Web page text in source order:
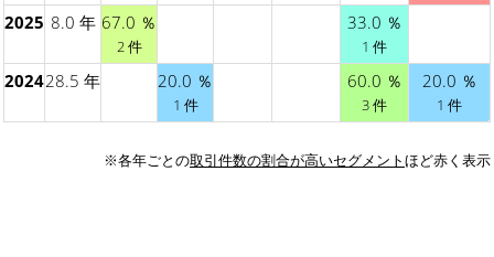
2025 8.0 年 67.0 ％
2 件
33.0 ％
1 件
202428.5 年 20.0 ％
1 件
60.0 ％
3 件
20.0 ％
1 件
※各年ごとの取引件数の割合が高いセグメントほど赤く表示